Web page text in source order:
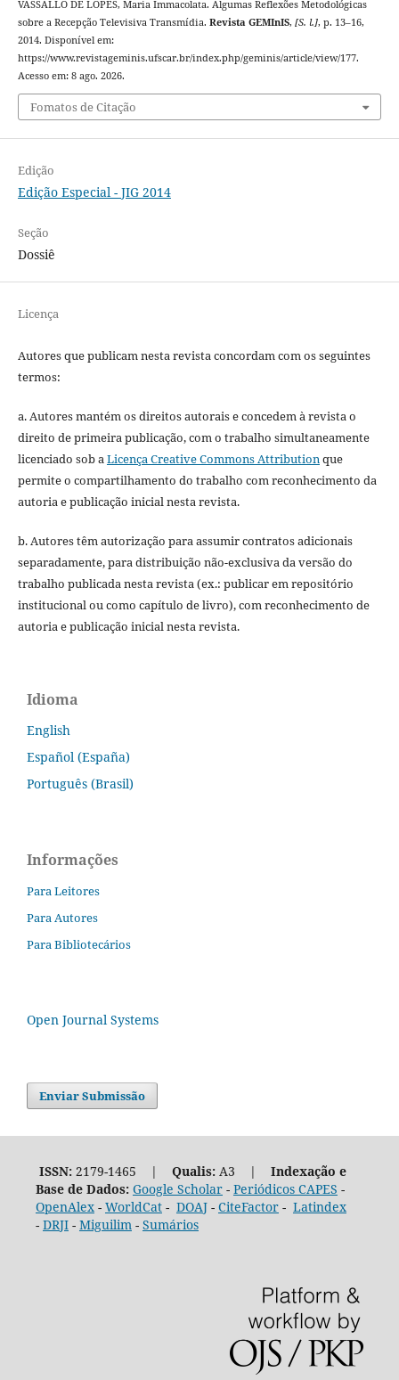
VASSALLO DE LOPES, Maria Immacolata. Algumas Reflexões Metodológicas
sobre a Recepção Televisiva Transmídia. Revista GEMInIS, [S. l.], p. 13–16,
2014. Disponível em:
https://www.revistageminis.ufscar.br/index.php/geminis/article/view/177.
Acesso em: 8 ago. 2026.
Fomatos de Citação
Edição
Edição Especial - JIG 2014
Seção
Dossiê
Licença
Autores que publicam nesta revista concordam com os seguintes
termos:
a. Autores mantém os direitos autorais e concedem à revista o
direito de primeira publicação, com o trabalho simultaneamente
licenciado sob aLicença Creative Commons Attributionque
permite o compartilhamento do trabalho com reconhecimento da
autoria e publicação inicial nesta revista.
b. Autores têm autorização para assumir contratos adicionais
separadamente, para distribuição não-exclusiva da versão do
trabalho publicada nesta revista (ex.: publicar em repositório
institucional ou como capítulo de livro), com reconhecimento de
autoria e publicação inicial nesta revista.
Idioma
English
Español (España)
Português (Brasil)
Informações
Para Leitores
Para Autores
Para Bibliotecários
Open Journal Systems
Enviar Submissão
ISSN:2179-1465 | Qualis:A3 | Indexação e
Base de Dados: Google Scholar- Periódicos CAPES -
OpenAlex- WorldCat- DOAJ- CiteFactor- Latindex
- DRJI- Miguilim- Sumários